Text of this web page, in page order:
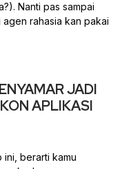
Nanti pas sampai
agen rahasia kan pakai
JADI
APLIKASI
ini, berarti kamu